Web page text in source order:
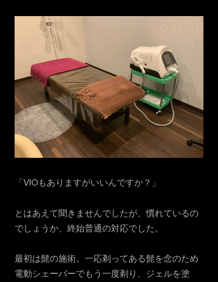
「VIOもありますがいいんですか？」
とはあえて聞きませんでしたが、慣れているの
でしょうか、終始普通の対応でした。
最初は髭の施術。一応剃ってある髭を念のため
電動シェーバーでもう一度剃り、ジェルを塗